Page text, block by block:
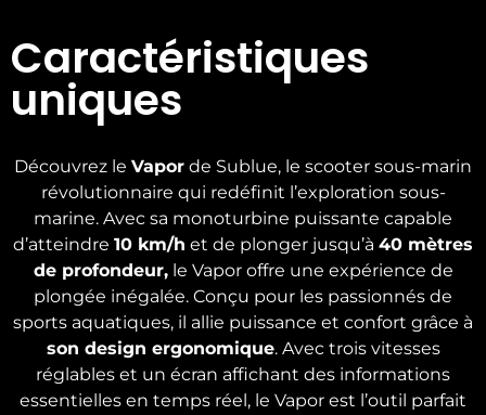
Caractéristiques
uniques
Découvrez le Vapor de Sublue, le scooter sous-marin
révolutionnaire qui redéfinit l’exploration sous-
marine. Avec sa monoturbine puissante capable
d’atteindre 10 km/h et de plonger jusqu’à 40 mètres
de profondeur,le Vapor offre une expérience de
plongée inégalée. Conçu pour les passionnés de
sports aquatiques, il allie puissance et confort grâce à
son design ergonomique. Avec trois vitesses
réglables et un écran affichant des informations
essentielles en temps réel, le Vapor est l’outil parfait